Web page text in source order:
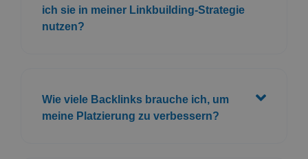
ich sie in meiner Linkbuilding-Strategie
nutzen?
Wie viele Backlinks brauche ich, um
meine Platzierung zu verbessern?